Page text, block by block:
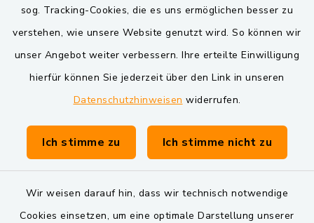
sog. Tracking-Cookies, die es uns ermöglichen besser zu
verstehen, wie unsere Website genutzt wird. So können wir
unser Angebot weiter verbessern. Ihre erteilte Einwilligung
hierfür können Sie jederzeit über den Link in unseren
Datenschutzhinweisen widerrufen.
Ich stimme zu Ich stimme nicht zu
Wir weisen darauf hin, dass wir technisch notwendige
Cookies einsetzen, um eine optimale Darstellung unserer
VG und Gemeinden
Markt Schwarzenfeld
Gemeinde Schwarzach bei Nabburg
Verwaltungsgemeinschaft Schwarzenfeld